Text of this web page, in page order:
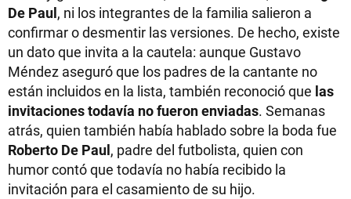
De Paul, ni los integrantes de la familia salieron a
confirmar o desmentir las versiones. De hecho, existe
un dato que invita a la cautela: aunque Gustavo
Méndez aseguró que los padres de la cantante no
están incluidos en la lista, también reconoció que las
invitaciones todavía no fueron enviadas. Semanas
atrás, quien también había hablado sobre la boda fue
Roberto De Paul, padre del futbolista, quien con
humor contó que todavía no había recibido la
invitación para el casamiento de su hijo.